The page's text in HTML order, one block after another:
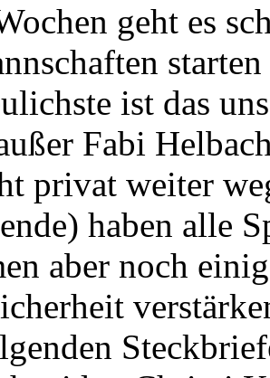
geht es
ist das
Fabi
privat weiter
haben alle
aber noch